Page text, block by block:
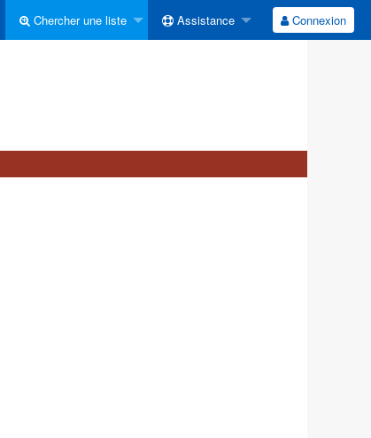
Chercher une liste Assistance Connexion